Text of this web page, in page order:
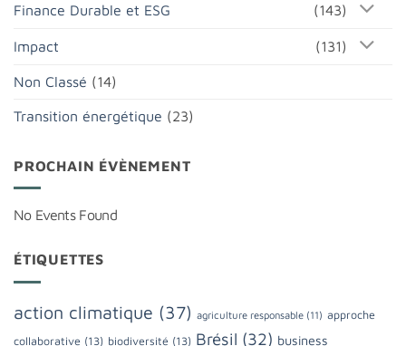
Finance Durable et ESG (143)
Impact (131)
Non Classé (14)
Transition énergétique (23)
PROCHAIN ÉVÈNEMENT
No Events Found
ÉTIQUETTES
action climatique (37) agriculture responsable (11) approche
collaborative (13) biodiversité (13) Brésil (32) business